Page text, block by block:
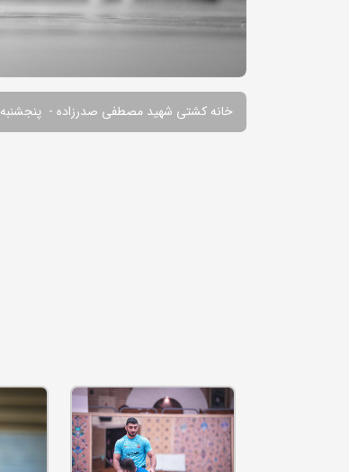
خانه کشتی شهید مصطفی صدرزاده - پنجشنبه 11 تیرماه